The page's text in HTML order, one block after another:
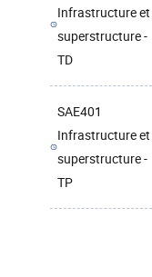
Infrastructure et
superstructure -
TD
SAE401
Infrastructure et
superstructure -
TP